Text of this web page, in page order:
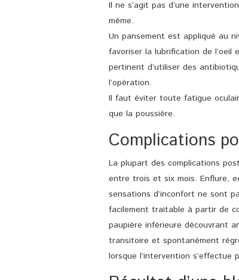
Il ne s’agit pas d’une
même.
Un pansement est appliqué au
favoriser la lubrification de l’oeil
pertinent d’utiliser des
l’opération.
Il faut éviter toute fatigue
que la poussière.
Complications
La plupart des complications
entre trois et six mois. Enflure,
sensations d’inconfort ne sont
facilement traitable à partir de
paupière inférieure découvrant
transitoire et spontanément
lorsque l’intervention s’effectue